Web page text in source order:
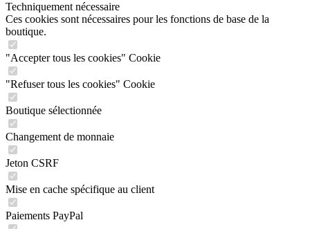
Techniquement nécessaire
Ces cookies sont nécessaires pour les fonctions de base de la
boutique.
"Accepter tous les cookies" Cookie
"Refuser tous les cookies" Cookie
Boutique sélectionnée
Changement de monnaie
Jeton CSRF
Mise en cache spécifique au client
Paiements PayPal